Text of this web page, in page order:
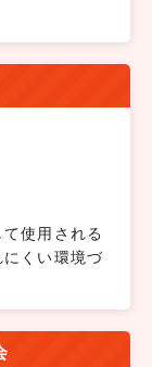
使用される
くい環境づ